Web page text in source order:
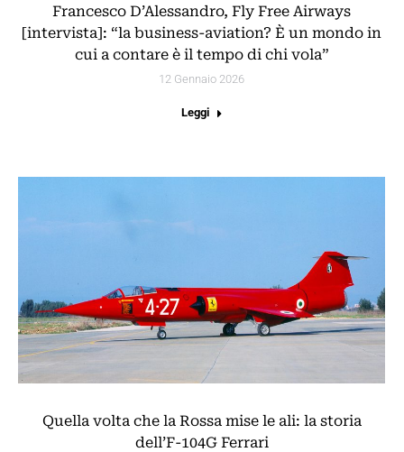
Francesco D’Alessandro, Fly Free Airways
[intervista]: “la business-aviation? È un mondo in
cui a contare è il tempo di chi vola”
12 Gennaio 2026
Leggi
Quella volta che la Rossa mise le ali: la storia
dell’F-104G Ferrari